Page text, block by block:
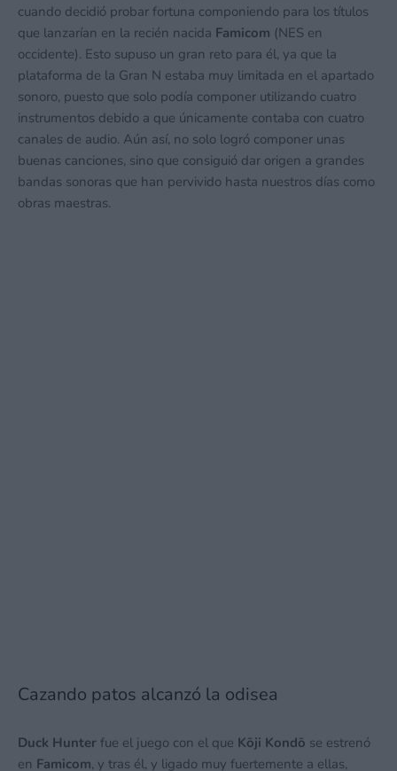
cuando decidió probar fortuna componiendo para los títulos
que lanzarían en la recién nacida Famicom (NES en
occidente). Esto supuso un gran reto para él, ya que la
plataforma de la Gran N estaba muy limitada en el apartado
sonoro, puesto que solo podía componer utilizando cuatro
instrumentos debido a que únicamente contaba con cuatro
canales de audio. Aún así, no solo logró componer unas
buenas canciones, sino que consiguió dar origen a grandes
bandas sonoras que han pervivido hasta nuestros días como
obras maestras.
Cazando patos alcanzó la odisea
Duck Hunter fue el juego con el que Kōji Kondō se estrenó
en Famicom, y tras él, y ligado muy fuertemente a ellas,